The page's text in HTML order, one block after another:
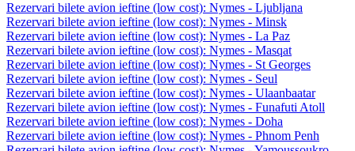
Rezervari bilete avion ieftine (low cost): Nymes - Ljubljana
Rezervari bilete avion ieftine (low cost): Nymes - Minsk
Rezervari bilete avion ieftine (low cost): Nymes - La Paz
Rezervari bilete avion ieftine (low cost): Nymes - Masqat
Rezervari bilete avion ieftine (low cost): Nymes - St Georges
Rezervari bilete avion ieftine (low cost): Nymes - Seul
Rezervari bilete avion ieftine (low cost): Nymes - Ulaanbaatar
Rezervari bilete avion ieftine (low cost): Nymes - Funafuti Atoll
Rezervari bilete avion ieftine (low cost): Nymes - Doha
Rezervari bilete avion ieftine (low cost): Nymes - Phnom Penh